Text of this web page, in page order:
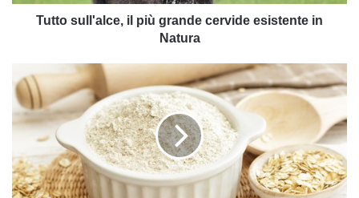
Tutto sull'alce, il più grande cervide esistente in
Natura
Tutto
sulla
farina
di
avena,
una
farina
alternativa